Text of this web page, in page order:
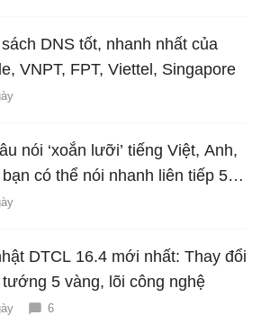
DNS tốt, nhanh nhất của
VNPT, FPT, Viettel, Singapore
nói ‘xoắn lưỡi’ tiếng Việt, Anh,
có thể nói nhanh liên tiếp 5
vẫn trôi chảy
DTCL 16.4 mới nhất: Thay đổi
tướng 5 vàng, lõi công nghệ
6